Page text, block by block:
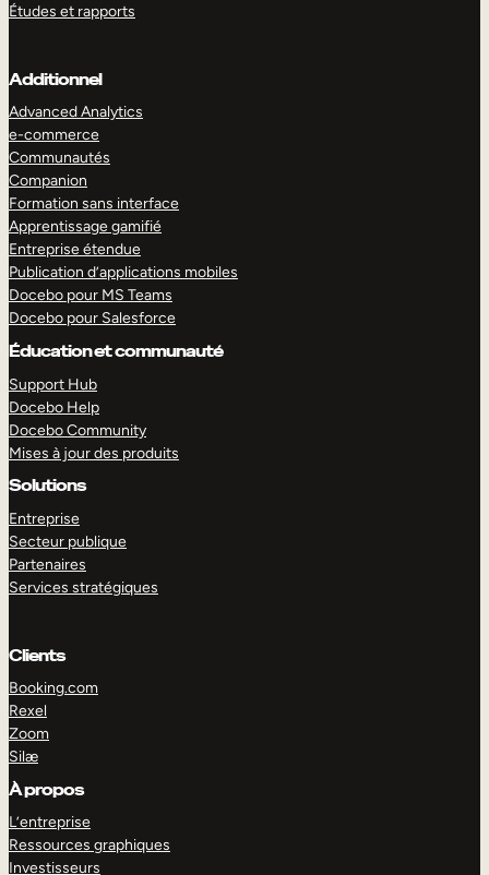
Études et rapports
Additionnel
Advanced Analytics
e-commerce
Communautés
Companion
Formation sans interface
Apprentissage gamifié
Entreprise étendue
Publication d’applications mobiles
Docebo pour MS Teams
Docebo pour Salesforce
Éducation et communauté
Support Hub
Docebo Help
Docebo Community
Mises à jour des produits
Solutions
Entreprise
Secteur publique
Partenaires
Services stratégiques
Clients
Booking.com
Rexel
Zoom
Silæ
À propos
L’entreprise
Ressources graphiques
Investisseurs